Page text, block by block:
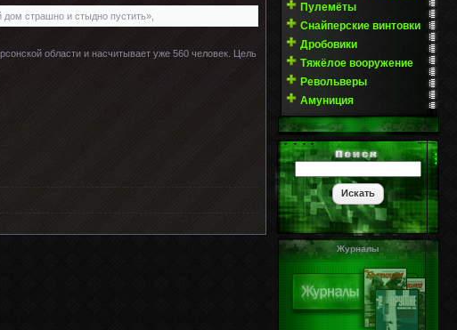
страшно и стыдно пустить»,
области и насчитывает уже 560 человек. Цель
Пулемёты
Снайперские винтовки
Дробовики
Тяжёлое вооружение
Револьверы
Амуниция
Журналы